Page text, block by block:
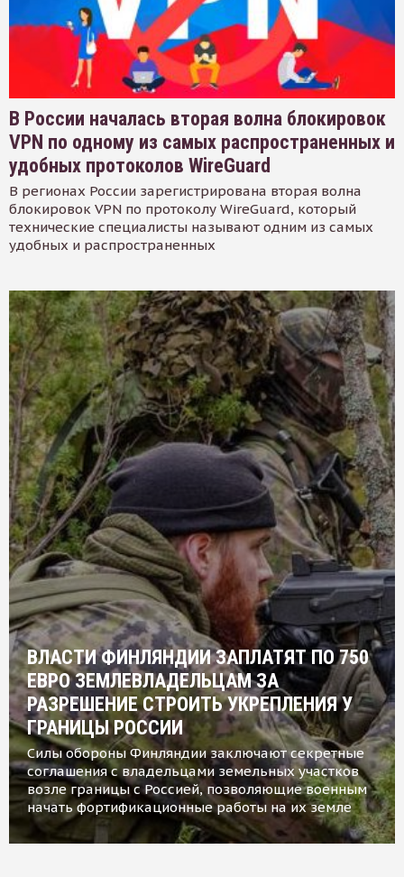
В России началась вторая волна блокировок
VPN по одному из самых распространенных и
удобных протоколов WireGuard
В регионах России зарегистрирована вторая волна
блокировок VPN по протоколу WireGuard, который
технические специалисты называют одним из самых
удобных и распространенных
ВЛАСТИ ФИНЛЯНДИИ ЗАПЛАТЯТ ПО 750
ЕВРО ЗЕМЛЕВЛАДЕЛЬЦАМ ЗА
РАЗРЕШЕНИЕ СТРОИТЬ УКРЕПЛЕНИЯ У
ГРАНИЦЫ РОССИИ
Силы обороны Финляндии заключают секретные
соглашения с владельцами земельных участков
возле границы с Россией, позволяющие военным
начать фортификационные работы на их земле